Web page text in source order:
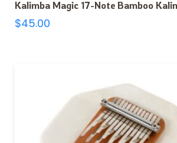
Kalimba Magic 17-Note Bamboo
$45.00